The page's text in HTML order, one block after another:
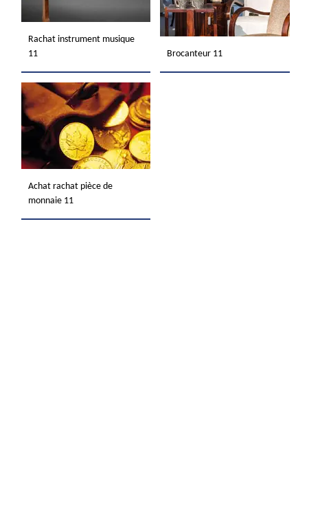
Rachat instrument musique
11
Brocanteur 11
Achat rachat pièce de
monnaie 11